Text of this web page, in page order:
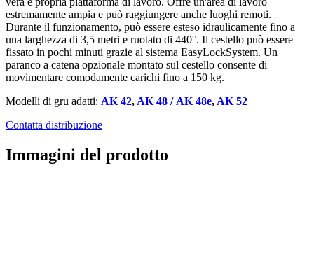
estremamente ampia e può raggiungere anche luoghi remoti.
Durante il funzionamento, può essere esteso idraulicamente fino a
una larghezza di 3,5 metri e ruotato di 440°. Il cestello può essere
fissato in pochi minuti grazie al sistema EasyLockSystem. Un
paranco a catena opzionale montato sul cestello consente di
movimentare comodamente carichi fino a 150 kg.
Modelli di gru adatti: AK 42, AK 48 / AK 48e, AK 52
Contatta distribuzione
Immagini del prodotto